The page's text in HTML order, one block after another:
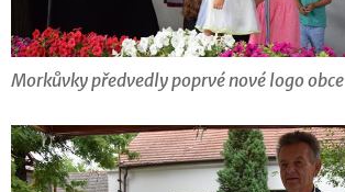
Morkůvky předvedly poprvé nové logo obce